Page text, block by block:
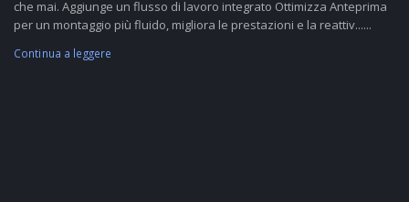
che mai. Aggiunge un flusso di lavoro integrato Ottimizza Anteprima
per un montaggio più fluido, migliora le prestazioni e la reattiv......
Continua a leggere